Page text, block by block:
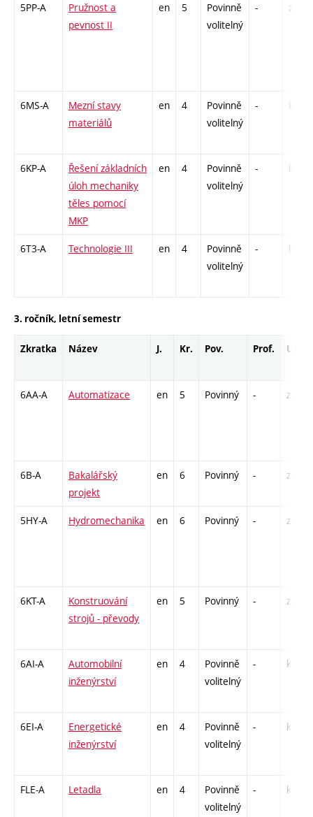
5PP-A
Pružnost a
pevnost II
en 5
Povinně
volitelný
- zá,zk
6MS-A
Mezní stavy
materiálů
en 4
Povinně
volitelný
- kl
6KP-A
Řešení základních
úloh mechaniky
těles pomocí
MKP
en 4
Povinně
volitelný
- kl
6T3-A Technologie III en 4
Povinně
volitelný
- kl
3. ročník, letní semestr
Zkratka Název J. Kr. Pov. Prof. Uk.
6AA-A Automatizace en 5 Povinný - zá,zk
6B-A
Bakalářský
projekt
en 6 Povinný - zá
5HY-A Hydromechanika en 6 Povinný - zá,zk
6KT-A
Konstruování
strojů - převody
en 5 Povinný - zá,zk
6AI-A
Automobilní
inženýrství
en 4
Povinně
volitelný
- kl
6EI-A
Energetické
inženýrství
en 4
Povinně
volitelný
- kl
FLE-A Letadla en 4
Povinně
volitelný
- kl